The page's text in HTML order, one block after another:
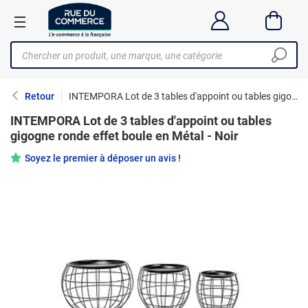
Retour INTEMPORA Lot de 3 tables d'appoint ou tables gigogne ronde effet boule en Métal - Noir
INTEMPORA Lot de 3 tables d'appoint ou tables
gigogne ronde effet boule en Métal - Noir
Soyez le premier à déposer un avis !